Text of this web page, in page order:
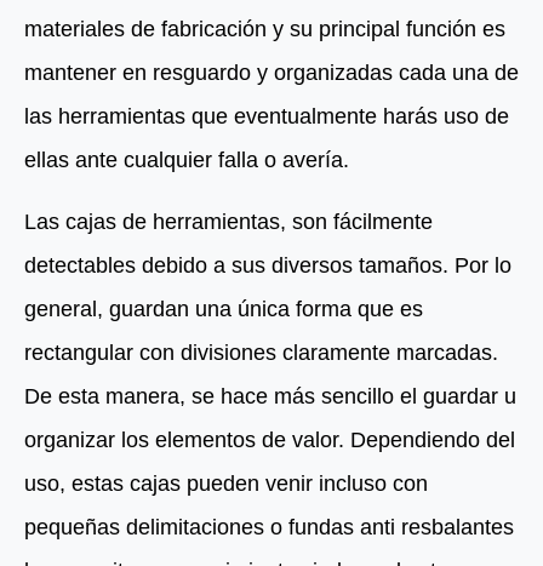
materiales de fabricación y su principal función es
mantener en resguardo y organizadas cada una de
las herramientas que eventualmente harás uso de
ellas ante cualquier falla o avería.
Las cajas de herramientas, son fácilmente
detectables debido a sus diversos tamaños. Por lo
general, guardan una única forma que es
rectangular con divisiones claramente marcadas.
De esta manera, se hace más sencillo el guardar u
organizar los elementos de valor. Dependiendo del
uso, estas cajas pueden venir incluso con
pequeñas delimitaciones o fundas anti resbalantes